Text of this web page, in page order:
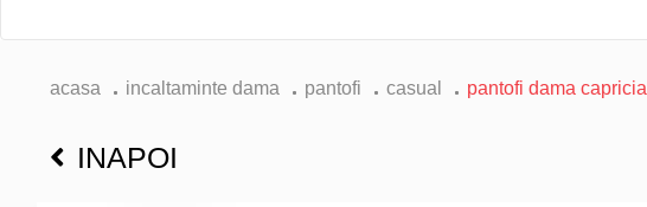
acasa incaltaminte dama pantofi casual pantofi dama capricia
INAPOI